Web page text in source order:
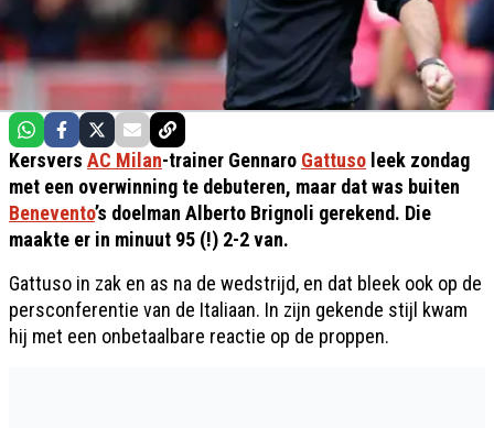
Kersvers AC Milan-trainer Gennaro Gattuso leek zondag
met een overwinning te debuteren, maar dat was buiten
Benevento’s doelman Alberto Brignoli gerekend. Die
maakte er in minuut 95 (!) 2-2 van.
Gattuso in zak en as na de wedstrijd, en dat bleek ook op de
persconferentie van de Italiaan. In zijn gekende stijl kwam
hij met een onbetaalbare reactie op de proppen.